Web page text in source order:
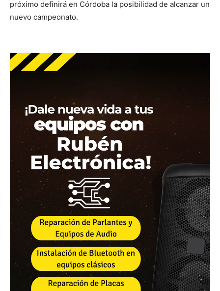
próximo definirá en Córdoba la posibilidad de alcanzar un
nuevo campeonato.